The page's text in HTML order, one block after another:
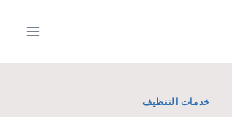
خدمات التنظيف